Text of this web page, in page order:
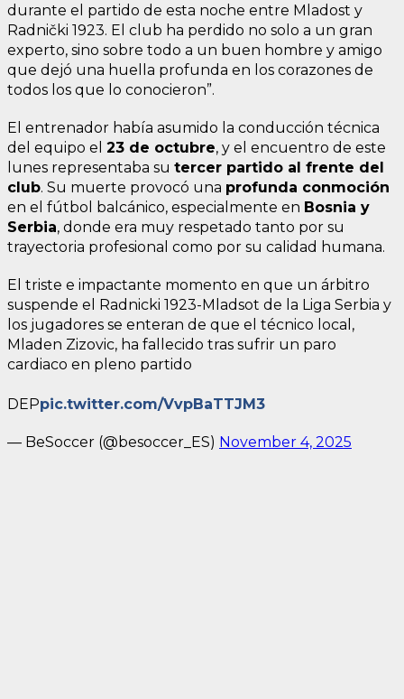
durante el partido de esta noche entre Mladost y
Radnički 1923. El club ha perdido no solo a un gran
experto, sino sobre todo a un buen hombre y amigo
que dejó una huella profunda en los corazones de
todos los que lo conocieron”.
El entrenador había asumido la conducción técnica
del equipo el 23 de octubre, y el encuentro de este
lunes representaba su tercer partido al frente del
club. Su muerte provocó una profunda conmoción
en el fútbol balcánico, especialmente en Bosnia y
Serbia, donde era muy respetado tanto por su
trayectoria profesional como por su calidad humana.
El triste e impactante momento en que un árbitro
suspende el Radnicki 1923-Mladsot de la Liga Serbia y
los jugadores se enteran de que el técnico local,
Mladen Zizovic, ha fallecido tras sufrir un paro
cardiaco en pleno partido
DEPpic.twitter.com/VvpBaTTJM3
— BeSoccer (@besoccer_ES) November 4, 2025